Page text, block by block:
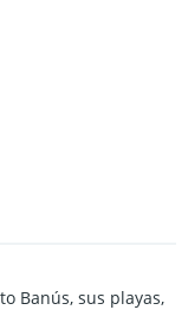
Banús, sus playas,